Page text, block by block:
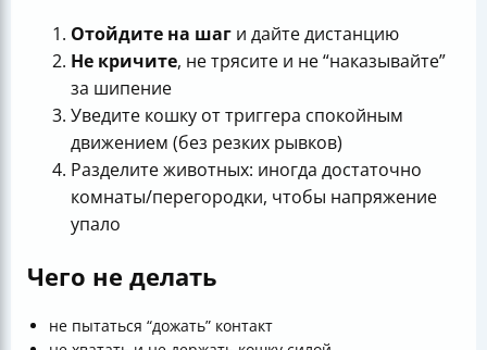
Отойдите на шаг и дайте дистанцию
Не кричите, не трясите и не “наказывайте”
за шипение
Уведите кошку от триггера спокойным
движением (без резких рывков)
Разделите животных: иногда достаточно
комнаты/перегородки, чтобы напряжение
упало
Чего не делать
не пытаться “дожать” контакт